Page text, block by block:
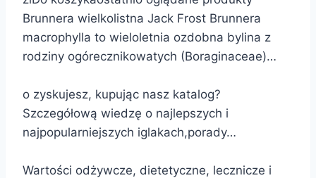
Brunnera wielkolistna Jack Frost Brunnera
macrophylla to wieloletnia ozdobna bylina z
rodziny ogórecznikowatych (Boraginaceae)…
o zyskujesz, kupując nasz katalog?
Szczegółową wiedzę o najlepszych i
najpopularniejszych iglakach,porady…
Wartości odżywcze, dietetyczne, lecznicze i